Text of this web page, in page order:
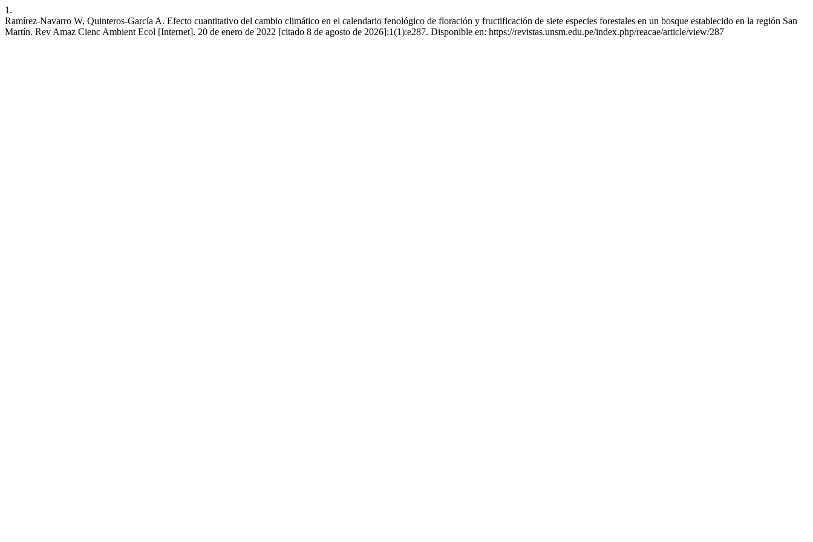
1.
Ramírez-Navarro W, Quinteros-García A. Efecto cuantitativo del cambio climático en el calendario fenológico de floración y fructificación de siete especies forestales en un bosque establecido en la región San
Martín. Rev Amaz Cienc Ambient Ecol [Internet]. 20 de enero de 2022 [citado 8 de agosto de 2026];1(1):e287. Disponible en: https://revistas.unsm.edu.pe/index.php/reacae/article/view/287